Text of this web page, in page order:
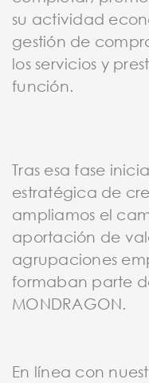
su actividad
gestión de
los servicios y
función.
Tras esa fase
estratégica de
ampliamos el
aportación de
agrupaciones
formaban parte
MONDRAGON.
En línea con